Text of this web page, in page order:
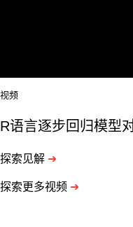
视频
R语言逐步回归模型
探索见解 ➜
探索更多视频 ➜